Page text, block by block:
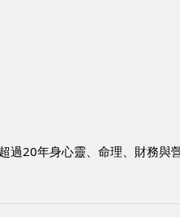
20年身心靈、命理、財務與